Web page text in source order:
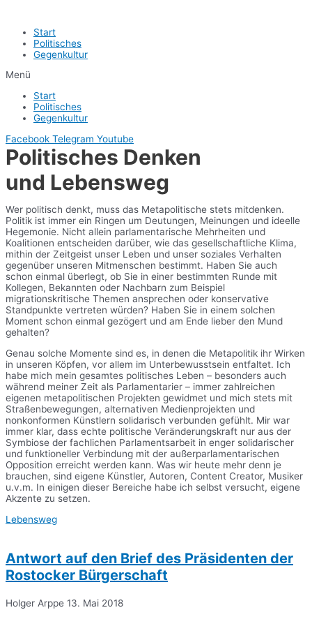
Start
Politisches
Gegenkultur
Menü
Start
Politisches
Gegenkultur
Facebook Telegram Youtube
Politisches Denken
und Lebensweg
Wer politisch denkt, muss das Metapolitische stets mitdenken.
Politik ist immer ein Ringen um Deutungen, Meinungen und ideelle
Hegemonie. Nicht allein parlamentarische Mehrheiten und
Koalitionen entscheiden darüber, wie das gesellschaftliche Klima,
mithin der Zeitgeist unser Leben und unser soziales Verhalten
gegenüber unseren Mitmenschen bestimmt. Haben Sie auch
schon einmal überlegt, ob Sie in einer bestimmten Runde mit
Kollegen, Bekannten oder Nachbarn zum Beispiel
migrationskritische Themen ansprechen oder konservative
Standpunkte vertreten würden? Haben Sie in einem solchen
Moment schon einmal gezögert und am Ende lieber den Mund
gehalten?
Genau solche Momente sind es, in denen die Metapolitik ihr Wirken
in unseren Köpfen, vor allem im Unterbewusstsein entfaltet. Ich
habe mich mein gesamtes politisches Leben – besonders auch
während meiner Zeit als Parlamentarier – immer zahlreichen
eigenen metapolitischen Projekten gewidmet und mich stets mit
Straßenbewegungen, alternativen Medienprojekten und
nonkonformen Künstlern solidarisch verbunden gefühlt. Mir war
immer klar, dass echte politische Veränderungskraft nur aus der
Symbiose der fachlichen Parlamentsarbeit in enger solidarischer
und funktioneller Verbindung mit der außerparlamentarischen
Opposition erreicht werden kann. Was wir heute mehr denn je
brauchen, sind eigene Künstler, Autoren, Content Creator, Musiker
u.v.m. In einigen dieser Bereiche habe ich selbst versucht, eigene
Akzente zu setzen.
Lebensweg
Antwort auf den Brief des Präsidenten der
Rostocker Bürgerschaft
Holger Arppe 13. Mai 2018